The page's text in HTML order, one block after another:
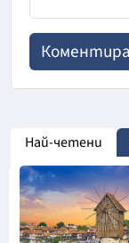
Най-четени